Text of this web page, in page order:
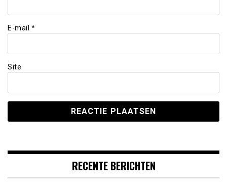
E-mail *
Site
RECENTE BERICHTEN